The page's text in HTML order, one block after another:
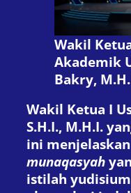
Wakil
Akademik
Bakry,
Wakil Ketua I
S.H.I., M.H.I.
ini
munaqasyah
istilah